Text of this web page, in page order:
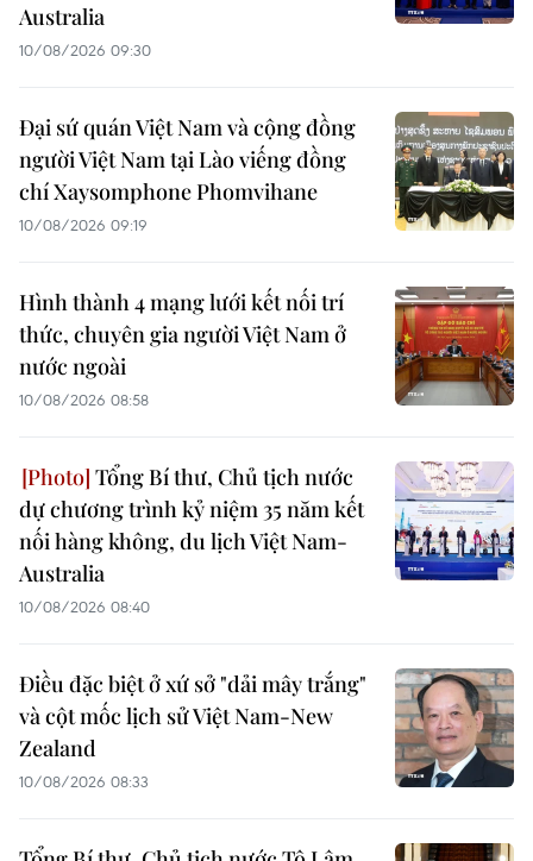
Australia
10/08/2026 09:30
Đại sứ quán Việt Nam và cộng đồng
người Việt Nam tại Lào viếng đồng
chí Xaysomphone Phomvihane
10/08/2026 09:19
Hình thành 4 mạng lưới kết nối trí
thức, chuyên gia người Việt Nam ở
nước ngoài
10/08/2026 08:58
Tổng Bí thư, Chủ tịch nước
dự chương trình kỷ niệm 35 năm kết
nối hàng không, du lịch Việt Nam-
Australia
10/08/2026 08:40
Điều đặc biệt ở xứ sở "dải mây trắng"
và cột mốc lịch sử Việt Nam-New
Zealand
10/08/2026 08:33